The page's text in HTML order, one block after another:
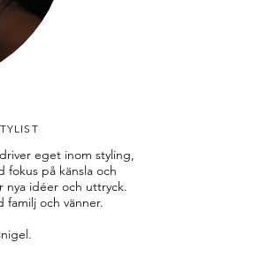
eget inom styling,
fokus på känsla och
nya idéer och uttryck.
familj och vänner.